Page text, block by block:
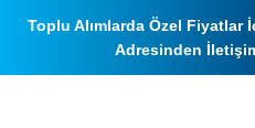
Toplu Alımlarda Özel Fiyatlar
Adresinden